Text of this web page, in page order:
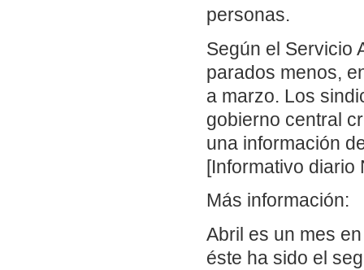
personas.
Según el Servicio
parados menos,
a marzo. Los
gobierno central
una información
[Informativo diario
Más información:
Abril es un mes
éste ha sido el